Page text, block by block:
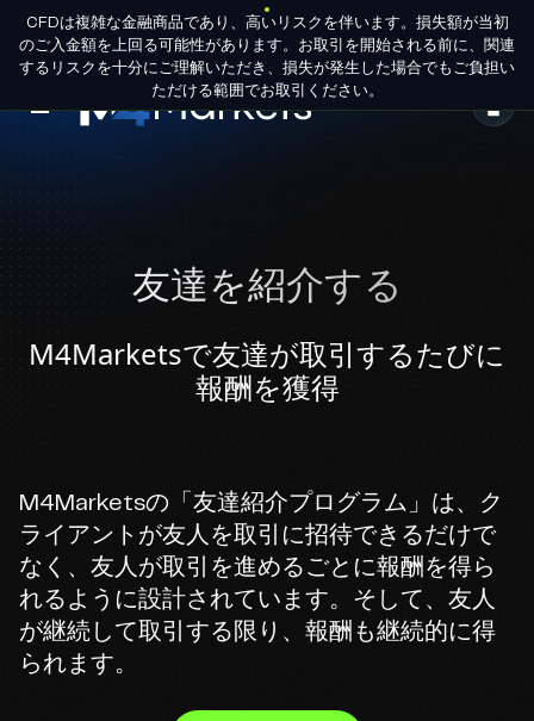
グループライセンス
JA
パートナー申
請
CFDは複雑な金融商品であり、高いリスクを伴います。損失額が当初
のご入金額を上回る可能性があります。お取引を開始される前に、関連
するリスクを十分にご理解いただき、損失が発生した場合でもご負担い
ただける範囲でお取引ください。
M4Markets
CFD
Trading
Regulated
Broker
友達を紹介する
M4Marketsで友達が取引するたびに
報酬を獲得
M4Marketsの「友達紹介プログラム」は、ク
ライアントが友人を取引に招待できるだけで
なく、友人が取引を進めるごとに報酬を得ら
れるように設計されています。そして、友人
が継続して取引する限り、報酬も継続的に得
られます。